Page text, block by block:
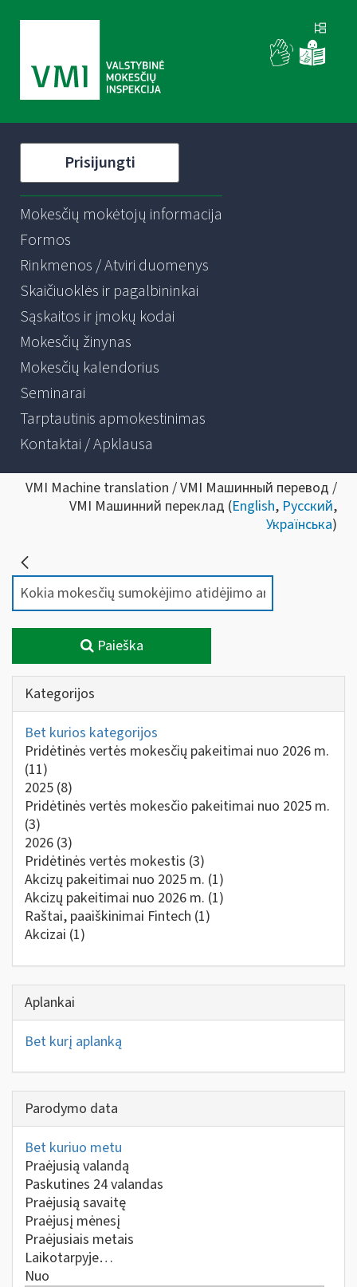
Prisijungti
Mokesčių mokėtojų informacija
Formos
Rinkmenos / Atviri duomenys
Skaičiuoklės ir pagalbininkai
Sąskaitos ir įmokų kodai
Mokesčių žinynas
Mokesčių kalendorius
Seminarai
Tarptautinis apmokestinimas
Kontaktai / Apklausa
VMI Machine translation / VMI Машинный перевод /
VMI Машинний переклад (English, Русский,
Українська)
Paieška
Kategorijos
Bet kurios kategorijos
Pridėtinės vertės mokesčių pakeitimai nuo 2026 m.
(11)
2025 (8)
Pridėtinės vertės mokesčio pakeitimai nuo 2025 m.
(3)
2026 (3)
Pridėtinės vertės mokestis (3)
Akcizų pakeitimai nuo 2025 m. (1)
Akcizų pakeitimai nuo 2026 m. (1)
Raštai, paaiškinimai Fintech (1)
Akcizai (1)
Aplankai
Bet kurį aplanką
Parodymo data
Bet kuriuo metu
Praėjusią valandą
Paskutines 24 valandas
Praėjusią savaitę
Praėjusį mėnesį
Praėjusiais metais
Laikotarpyje…
Nuo